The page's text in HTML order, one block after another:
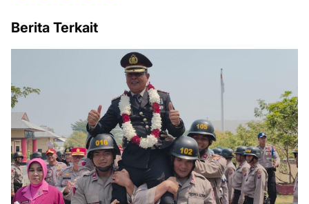
Berita Terkait